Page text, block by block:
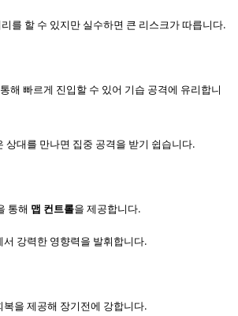
를 할 수 있지만 실수하면 큰 리스크가 따릅니다.
해 빠르게 진입할 수 있어 기습 공격에 유리합니
상대를 만나면 집중 공격을 받기 쉽습니다.
통해 맵 컨트롤을 제공합니다.
강력한 영향력을 발휘합니다.
복을 제공해 장기전에 강합니다.